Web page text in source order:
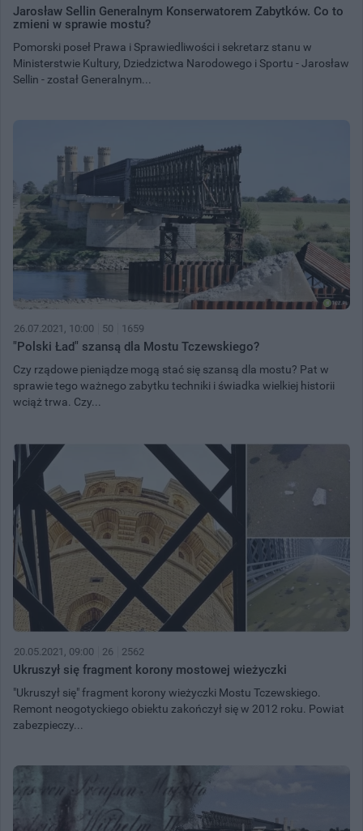
Jarosław Sellin Generalnym Konserwatorem Zabytków. Co to
zmieni w sprawie mostu?
Pomorski poseł Prawa i Sprawiedliwości i sekretarz stanu w
Ministerstwie Kultury, Dziedzictwa Narodowego i Sportu - Jarosław
Sellin - został Generalnym...
26.07.2021, 10:00 50 1659
"Polski Ład" szansą dla Mostu Tczewskiego?
Czy rządowe pieniądze mogą stać się szansą dla mostu? Pat w
sprawie tego ważnego zabytku techniki i świadka wielkiej historii
wciąż trwa. Czy...
20.05.2021, 09:00 26 2562
Ukruszył się fragment korony mostowej wieżyczki
"Ukruszył się" fragment korony wieżyczki Mostu Tczewskiego.
Remont neogotyckiego obiektu zakończył się w 2012 roku. Powiat
zabezpieczy...